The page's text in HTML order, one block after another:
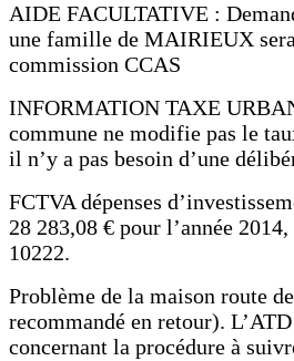
AIDE FACULTATIVE :
une famille de MAIRIEUX
commission CCAS
INFORMATION TAXE
commune ne modifie pas le
il n’y a pas besoin d’une
FCTVA dépenses
28 283,08 € pour l’année
10222.
Problème de la maison route
recommandé en retour).
concernant la procédure à